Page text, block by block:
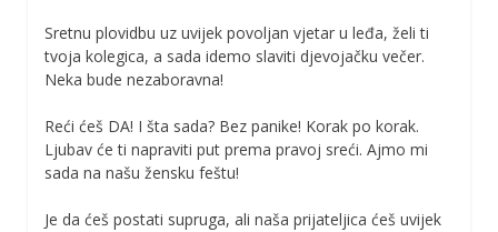
Sretnu plovidbu uz uvijek povoljan vjetar u leđa, želi ti
tvoja kolegica, a sada idemo slaviti djevojačku večer.
Neka bude nezaboravna!
Reći ćeš DA! I šta sada? Bez panike! Korak po korak.
Ljubav će ti napraviti put prema pravoj sreći. Ajmo mi
sada na našu žensku feštu!
Je da ćeš postati supruga, ali naša prijateljica ćeš uvijek